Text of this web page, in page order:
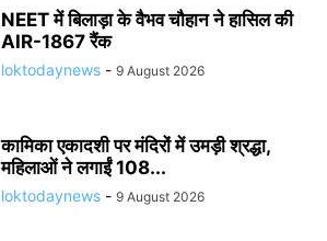
NEET में बिलाड़ा के वैभव चौहान ने हासिल की
AIR-1867 रैंक
loktodaynews - 9 August 2026
कामिका एकादशी पर मंदिरों में उमड़ी श्रद्धा,
महिलाओं ने लगाईं 108...
loktodaynews - 9 August 2026